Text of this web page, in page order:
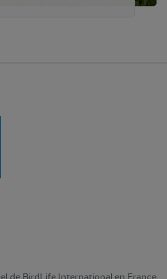
de BirdLife International en France